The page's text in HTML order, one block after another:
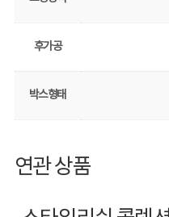
후가공
박스형태
연관 상품